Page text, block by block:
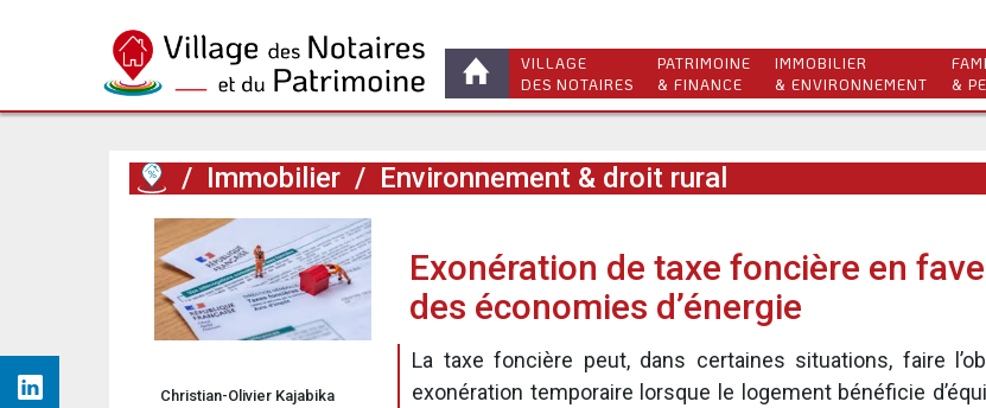
VILLAGE
DES NOTAIRES
PATRIMOINE
& FINANCE
IMMOBILIER
& ENVIRONNEMENT
&
/ Immobilier / Environnement & droit rural
Christian-Olivier Kajabika
Exonération de taxe foncière en
des économies d’énergie
La taxe foncière peut, dans certaines situations, faire
exonération temporaire lorsque le logement bénéficie